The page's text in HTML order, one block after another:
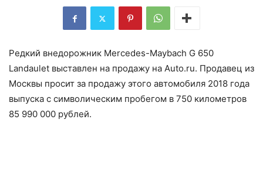
Редкий внедорожник Mercedes-Maybach G 650
Landaulet выставлен на продажу на Auto.ru. Продавец из
Москвы просит за продажу этого автомобиля 2018 года
выпуска с символическим пробегом в 750 километров
85 990 000 рублей.